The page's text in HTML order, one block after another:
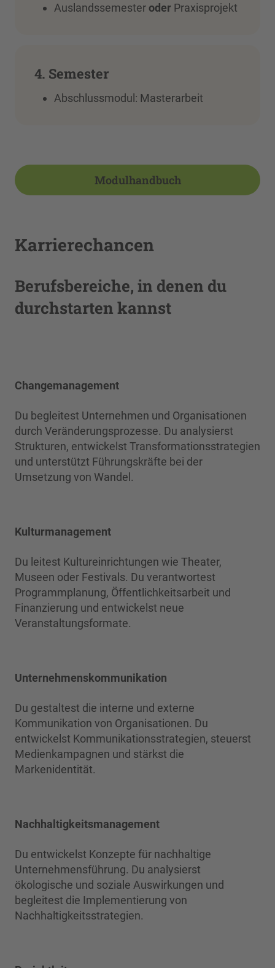
Auslandssemesteroder Praxisprojekt
4. Semester
Abschlussmodul: Masterarbeit
Modulhandbuch
Karrierechancen
Berufsbereiche, in denen du
durchstarten kannst
Changemanagement
Du begleitest Unternehmen und Organisationen
durch Veränderungsprozesse. Du analysierst
Strukturen, entwickelst Transformationsstrategien
und unterstützt Führungskräfte bei der
Umsetzung von Wandel.
Kulturmanagement
Du leitest Kultureinrichtungen wie Theater,
Museen oder Festivals. Du verantwortest
Programmplanung, Öffentlichkeitsarbeit und
Finanzierung und entwickelst neue
Veranstaltungsformate.
Unternehmenskommunikation
Du gestaltest die interne und externe
Kommunikation von Organisationen. Du
entwickelst Kommunikationsstrategien, steuerst
Medienkampagnen und stärkst die
Markenidentität.
Nachhaltigkeitsmanagement
Du entwickelst Konzepte für nachhaltige
Unternehmensführung. Du analysierst
ökologische und soziale Auswirkungen und
begleitest die Implementierung von
Nachhaltigkeitsstrategien.